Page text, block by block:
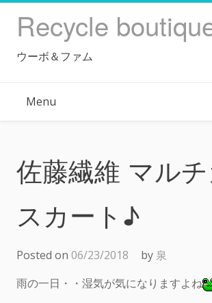
Recycle
ウーボ＆ファム
Menu
佐藤繊維 マル
スカート♪
Posted on 06/23/2018 by 泉
雨の一日・・湿気が気になりますよね